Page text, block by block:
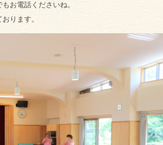
お電話くださいね。
ります。